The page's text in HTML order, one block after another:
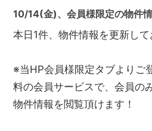
式
会
か
ら
力
が
あ
る
10/14(金)、会員様限定の物件
本日1件、物件情報を更新して
※当HP会員様限定タブよりご
料の会員サービスで、会員の
物件情報を閲覧頂けます！